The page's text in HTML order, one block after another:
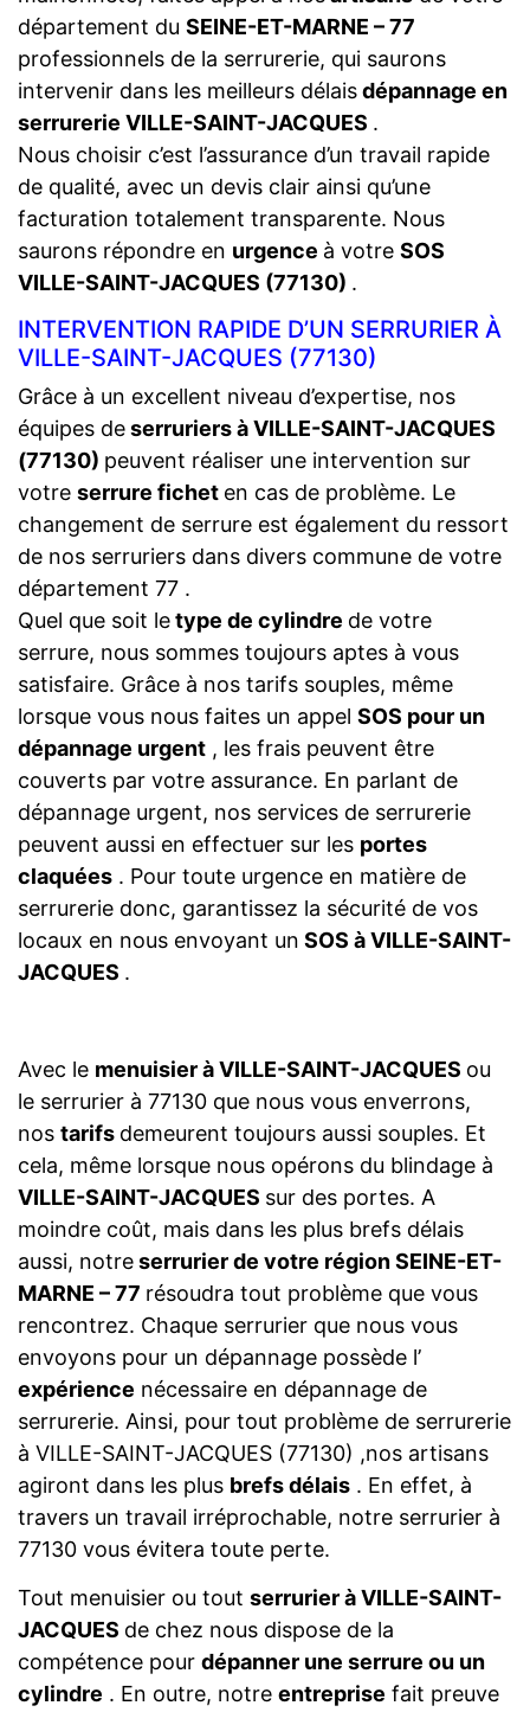
département du SEINE-ET-MARNE – 77
professionnels de la serrurerie, qui saurons
intervenir dans les meilleurs délaisdépannage en
serrurerie VILLE-SAINT-JACQUES .
Nous choisir c’est l’assurance d’un travail rapide
de qualité, avec un devis clair ainsi qu’une
facturation totalement transparente. Nous
saurons répondre en urgence à votre SOS
VILLE-SAINT-JACQUES (77130) .
INTERVENTION RAPIDE D’UN SERRURIER À
VILLE-SAINT-JACQUES (77130)
Grâce à un excellent niveau d’expertise, nos
équipes deserruriers à VILLE-SAINT-JACQUES
(77130) peuvent réaliser une intervention sur
votre serrure fichet en cas de problème. Le
changement de serrure est également du ressort
de nos serruriers dans divers commune de votre
département 77 .
Quel que soit letype de cylindre de votre
serrure, nous sommes toujours aptes à vous
satisfaire. Grâce à nos tarifs souples, même
lorsque vous nous faites un appel SOS pour un
dépannage urgent , les frais peuvent être
couverts par votre assurance. En parlant de
dépannage urgent, nos services de serrurerie
peuvent aussi en effectuer sur les portes
claquées . Pour toute urgence en matière de
serrurerie donc, garantissez la sécurité de vos
locaux en nous envoyant un SOS à VILLE-SAINT-
JACQUES .
Avec le menuisier à VILLE-SAINT-JACQUES ou
le serrurier à 77130 que nous vous enverrons,
nos tarifs demeurent toujours aussi souples. Et
cela, même lorsque nous opérons du blindage à
VILLE-SAINT-JACQUES sur des portes. A
moindre coût, mais dans les plus brefs délais
aussi, notreserrurier de votre région SEINE-ET-
MARNE – 77 résoudra tout problème que vous
rencontrez. Chaque serrurier que nous vous
envoyons pour un dépannage possède l’
expérience nécessaire en dépannage de
serrurerie. Ainsi, pour tout problème de serrurerie
à VILLE-SAINT-JACQUES (77130) ,nos artisans
agiront dans les plus brefs délais . En effet, à
travers un travail irréprochable, notre serrurier à
77130 vous évitera toute perte.
Tout menuisier ou tout serrurier à VILLE-SAINT-
JACQUES de chez nous dispose de la
compétence pour dépanner une serrure ou un
cylindre . En outre, notre entreprise fait preuve